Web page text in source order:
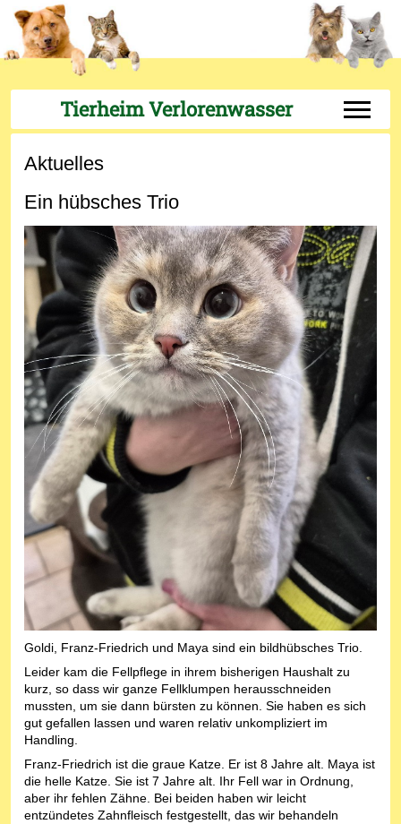
Tierheim Verlorenwasser Off-
Aktuelles
Ein hübsches Trio
Goldi, Franz-Friedrich und Maya sind ein bildhübsches Trio.
Leider kam die Fellpflege in ihrem bisherigen Haushalt zu
kurz, so dass wir ganze Fellklumpen herausschneiden
mussten, um sie dann bürsten zu können. Sie haben es sich
gut gefallen lassen und waren relativ unkompliziert im
Handling.
Franz-Friedrich ist die graue Katze. Er ist 8 Jahre alt. Maya ist
die helle Katze. Sie ist 7 Jahre alt. Ihr Fell war in Ordnung,
aber ihr fehlen Zähne. Bei beiden haben wir leicht
entzündetes Zahnfleisch festgestellt, das wir behandeln